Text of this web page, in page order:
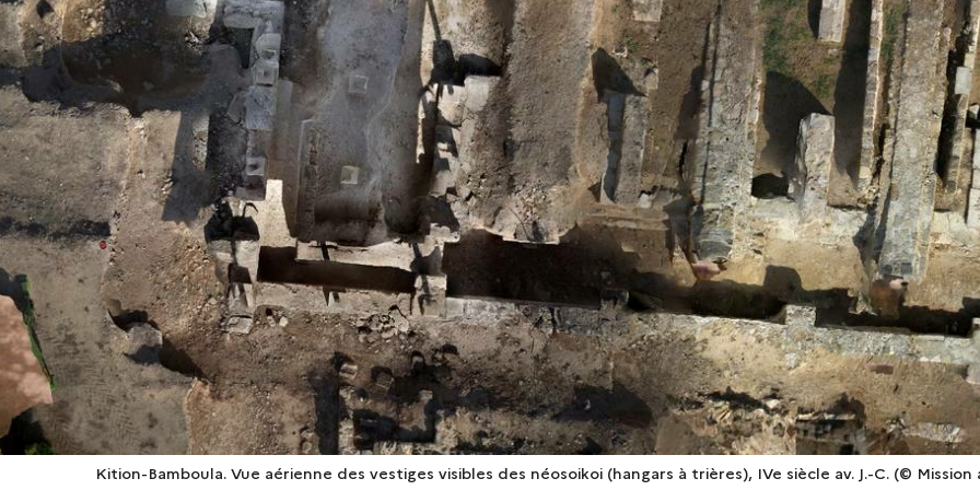
Kition-Bamboula. Vue aérienne des vestiges visibles des néosoikoi (hangars à trières), IVe siècle av. J.-C. (©